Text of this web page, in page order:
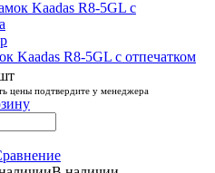
Kaadas R8-5GL с отпечатком
цены подтвердите у менеджера